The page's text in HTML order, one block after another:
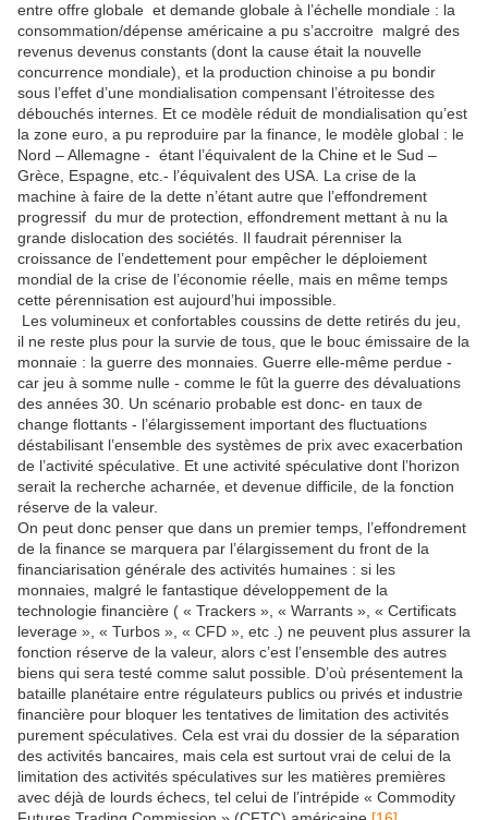
entre offre globale et demande globale à l’échelle mondiale : la
consommation/dépense américaine a pu s’accroitre malgré des
revenus devenus constants (dont la cause était la nouvelle
concurrence mondiale), et la production chinoise a pu bondir
sous l’effet d’une mondialisation compensant l’étroitesse des
débouchés internes. Et ce modèle réduit de mondialisation qu’est
la zone euro, a pu reproduire par la finance, le modèle global : le
Nord – Allemagne - étant l’équivalent de la Chine et le Sud –
Grèce, Espagne, etc.- l’équivalent des USA. La crise de la
machine à faire de la dette n’étant autre que l’effondrement
progressif du mur de protection, effondrement mettant à nu la
grande dislocation des sociétés. Il faudrait pérenniser la
croissance de l’endettement pour empêcher le déploiement
mondial de la crise de l’économie réelle, mais en même temps
cette pérennisation est aujourd’hui impossible.
Les volumineux et confortables coussins de dette retirés du jeu,
il ne reste plus pour la survie de tous, que le bouc émissaire de la
monnaie : la guerre des monnaies. Guerre elle-même perdue -
car jeu à somme nulle - comme le fût la guerre des dévaluations
des années 30. Un scénario probable est donc- en taux de
change flottants - l’élargissement important des fluctuations
déstabilisant l’ensemble des systèmes de prix avec exacerbation
de l’activité spéculative. Et une activité spéculative dont l’horizon
serait la recherche acharnée, et devenue difficile, de la fonction
réserve de la valeur.
On peut donc penser que dans un premier temps, l’effondrement
de la finance se marquera par l’élargissement du front de la
financiarisation générale des activités humaines : si les
monnaies, malgré le fantastique développement de la
technologie financière ( « Trackers », « Warrants », « Certificats
leverage », « Turbos », « CFD », etc .) ne peuvent plus assurer la
fonction réserve de la valeur, alors c’est l’ensemble des autres
biens qui sera testé comme salut possible. D’où présentement la
bataille planétaire entre régulateurs publics ou privés et industrie
financière pour bloquer les tentatives de limitation des activités
purement spéculatives. Cela est vrai du dossier de la séparation
des activités bancaires, mais cela est surtout vrai de celui de la
limitation des activités spéculatives sur les matières premières
avec déjà de lourds échecs, tel celui de l’intrépide « Commodity